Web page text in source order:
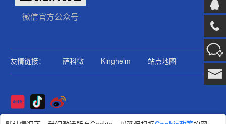
微信官方公众号
友情链接： 萨科微 Kinghelm 站点地图
Copyright@2025版权所有